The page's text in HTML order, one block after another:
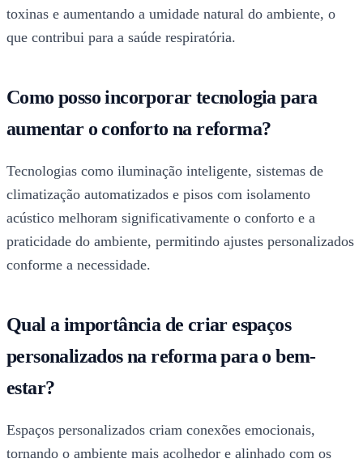
toxinas e aumentando a umidade natural do ambiente, o
que contribui para a saúde respiratória.
Como posso incorporar tecnologia para
aumentar o conforto na reforma?
Tecnologias como iluminação inteligente, sistemas de
climatização automatizados e pisos com isolamento
acústico melhoram significativamente o conforto e a
praticidade do ambiente, permitindo ajustes personalizados
conforme a necessidade.
Qual a importância de criar espaços
personalizados na reforma para o bem-
estar?
Espaços personalizados criam conexões emocionais,
tornando o ambiente mais acolhedor e alinhado com os